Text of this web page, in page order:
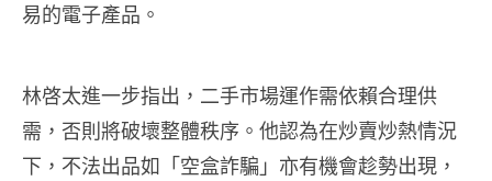
易的電子產品。
林啓太進一步指出，二手市場運作需依賴合理供
需，否則將破壞整體秩序。他認為在炒賣炒熱情況
下，不法出品如「空盒詐騙」亦有機會趁勢出現，